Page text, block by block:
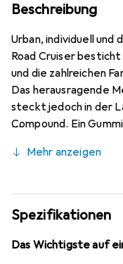
Beschreibung
Urban, individuell
Road Cruiser
und die zahlreichen
Das herausragende
steckt jedoch in der
Compound. Ein
es erstmalig in einem
Mehr anzeigen
Spezifikationen
Das Wichtigste auf